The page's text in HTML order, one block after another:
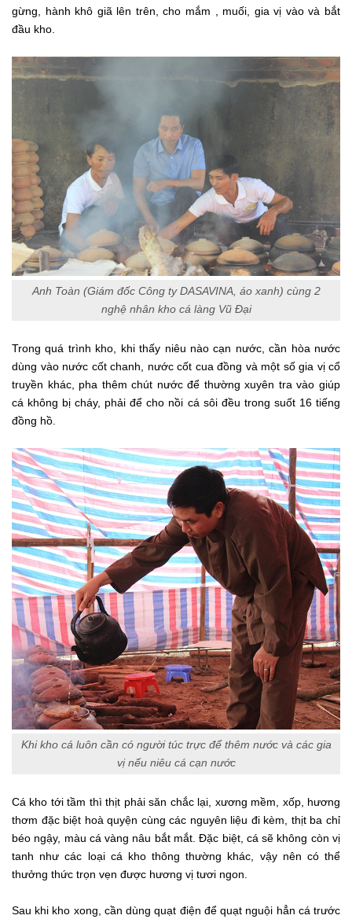
gừng, hành khô giã lên trên, cho mắm , muối, gia vị vào và bắt
đầu kho.
Anh Toàn (Giám đốc Công ty DASAVINA, áo xanh) cùng 2
nghệ nhân kho cá làng Vũ Đại
Trong quá trình kho, khi thấy niêu nào cạn nước, cần hòa nước
dùng vào nước cốt chanh, nước cốt cua đồng và một số gia vị cổ
truyền khác, pha thêm chút nước để thường xuyên tra vào giúp
cá không bị cháy, phải để cho nồi cá sôi đều trong suốt 16 tiếng
đồng hồ.
Khi kho cá luôn cần có người túc trực để thêm nước và các gia
vị nếu niêu cá cạn nước
Cá kho tới tầm thì thịt phải săn chắc lại, xương mềm, xốp, hương
thơm đặc biệt hoà quyện cùng các nguyên liệu đi kèm, thịt ba chỉ
béo ngậy, màu cá vàng nâu bắt mắt. Đặc biệt, cá sẽ không còn vị
tanh như các loại cá kho thông thường khác, vậy nên có thể
thưởng thức trọn vẹn được hương vị tươi ngon.
Sau khi kho xong, cần dùng quạt điện để quạt nguội hẳn cá trước